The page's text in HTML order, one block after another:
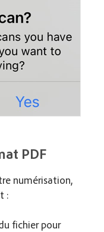
PDF
numérisation,
:
fichier pour